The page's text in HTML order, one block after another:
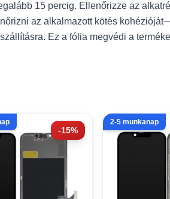
15 percig. Ellenőrizze az
az alkalmazott kötés
Ez a fólia megvédi a
-15%
2-5 munkanap